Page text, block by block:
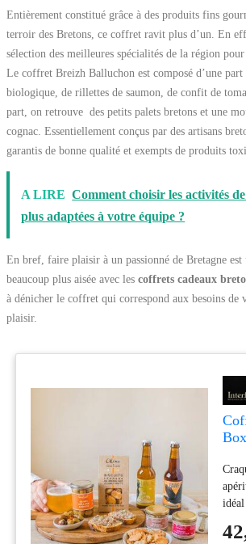
Entièrement constitué grâce à des produits fins
terroir des Bretons, ce coffret ravit plus d’un. En
sélection des meilleures spécialités de la région
Le coffret Breizh Balluchon est composé d’une part
biologique, de rillettes de saumon, de confit de
part, on retrouve des petits palets bretons et une
cognac. Essentiellement conçus par des artisans
garantis de bonne qualité et exempts de produits
A LIRE Comment choisir les activités
plus adaptées à votre équipe ?
En bref, faire plaisir à un passionné de Bretagne est
beaucoup plus aisée avec les coffrets cadeaux
à dénicher le coffret qui correspond aux besoins de
plaisir.
en